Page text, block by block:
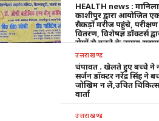
HEALTH news :
काशीपुर द्वारा आयोजित
सैकड़ों मरीज पहुंचे,
वितरण, विशेषज्ञ डॉक्टर्स
रोगों से बचने के उपाय
उत्तराखण्ड
चंपावत . खेलते हुए बच्चे ने
सर्जन डॉक्टर नरेंद्र सिंह ने
जोखिम न लें,उचित
वार्ता
उत्तराखण्ड